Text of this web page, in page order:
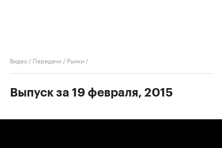
Видео / Передачи / Рынки /
Выпуск за 19 февраля, 2015